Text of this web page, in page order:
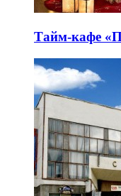
Тайм-кафе